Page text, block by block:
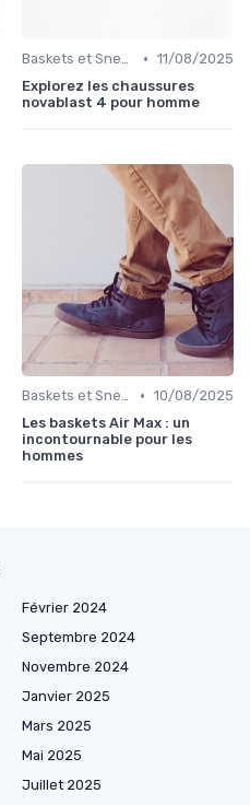
Baskets et Sneakers • 11/08/2025
Explorez les chaussures
novablast 4 pour homme
Baskets et Sneakers • 10/08/2025
Les baskets Air Max : un
incontournable pour les
hommes
Février 2024
Septembre 2024
Novembre 2024
Janvier 2025
Mars 2025
Mai 2025
Juillet 2025